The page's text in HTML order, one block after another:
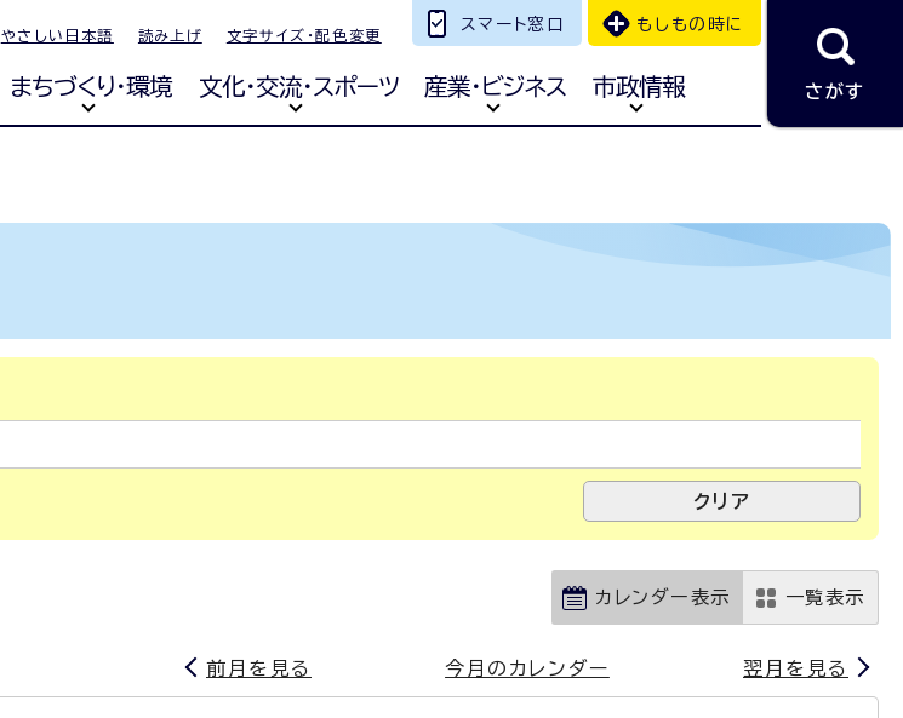
やさしい日本語 読み上げ 文字サイズ・配色変更
スマート窓口 もしもの時に
まちづくり・環境 文化・交流・スポーツ 産業・ビジネス 市政情報 さがす
カレンダー表示 一覧表示
前月を見る 今月のカレンダー 翌月を見る